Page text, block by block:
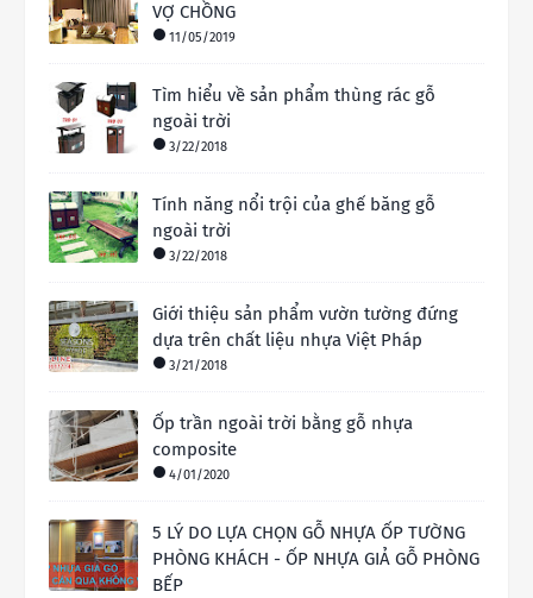
VỢ CHỒNG
11/05/2019
Tìm hiểu về sản phẩm thùng rác gỗ
ngoài trời
3/22/2018
Tính năng nổi trội của ghế băng gỗ
ngoài trời
3/22/2018
Giới thiệu sản phẩm vườn tường đứng
dựa trên chất liệu nhựa Việt Pháp
3/21/2018
Ốp trần ngoài trời bằng gỗ nhựa
composite
4/01/2020
5 LÝ DO LỰA CHỌN GỖ NHỰA ỐP TƯỜNG
PHÒNG KHÁCH - ỐP NHỰA GIẢ GỖ PHÒNG
BẾP